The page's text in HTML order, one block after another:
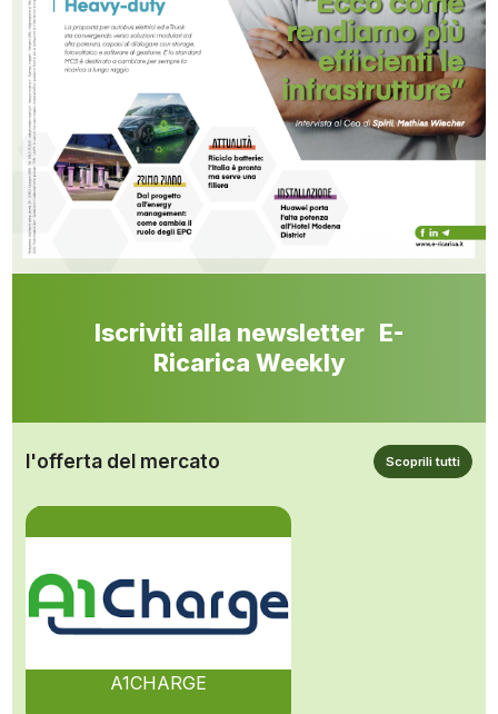
Iscriviti alla newsletter E-
Ricarica Weekly
l'offerta del mercato Scoprili tutti
A1CHARGE